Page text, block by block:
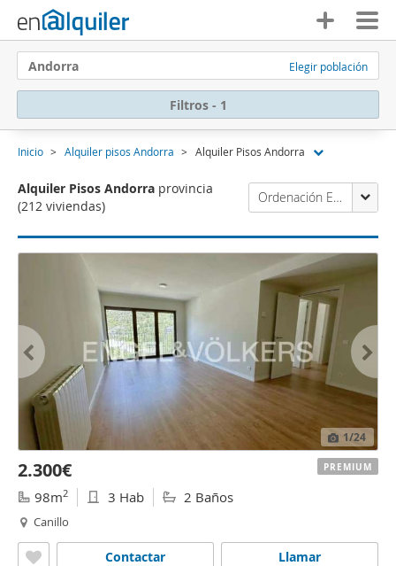
Andorra Elegir población
Filtros - 1
Inicio Alquiler pisos Andorra Alquiler Pisos Andorra
Alquiler Pisos Andorra provincia
(212 viviendas)
Ordenación Enalquiler
1/24
2.300€
98m2 3 Hab 2 Baños
Canillo
Llamar
Contactar
PREMIUM